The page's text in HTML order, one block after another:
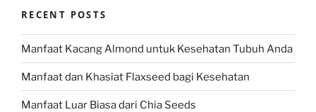
RECENT POSTS
Manfaat Kacang Almond untuk Kesehatan Tubuh Anda
Manfaat dan Khasiat Flaxseed bagi Kesehatan
Manfaat Luar Biasa dari Chia Seeds